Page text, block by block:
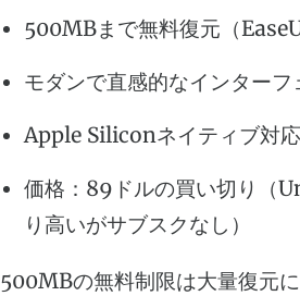
500MBまで無料復元（
モダンで直感的なインターフ
Apple Siliconネイティブ対応
価格：89ドルの買い切り（
り高いがサブスクなし）
500MBの無料制限は大量復元